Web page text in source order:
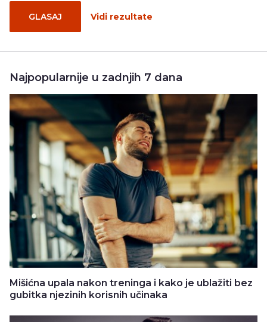
GLASAJ Vidi rezultate
Najpopularnije u zadnjih 7 dana
Mišićna upala nakon treninga i kako je ublažiti bez
gubitka njezinih korisnih učinaka